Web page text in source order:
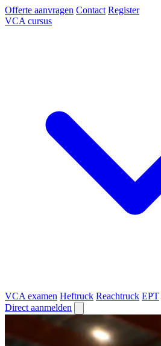
Offerte aanvragen Contact Register
VCA cursus
VCA examen Heftruck Reachtruck EPT
Direct aanmelden